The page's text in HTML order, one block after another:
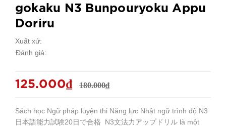
gokaku N3 Bunpouryoku Appu
Doriru
Xuất xứ:
Đánh giá:
125.000₫ 180.000₫
Sách học Ngữ pháp luyện thi Năng lực Nhật ngữ trình độ N3
日本語能力試験20日で合格 N3文法力アップドリル là một